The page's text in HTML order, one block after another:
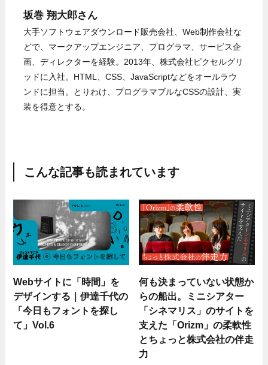
坂巻 翔大郎さん
大手ソフトウェアダウンロード販売会社、Web制作会社な
どで、マークアップエンジニア、プログラマ、サービス企
画、ディレクターを経験。2013年、株式会社ピクセルグリ
ッドに入社。HTML、CSS、JavaScriptなどをオールラウ
ンドに担当。とりわけ、プログラマブルなCSSの設計、実
装を得意とする。
こんな記事も読まれています
Webサイトに「時間」を
デザインする｜伊達千代の
「今日もフォントを探し
て」Vol.6
何も決まっていない状態か
らの船出。ミニシアター
「シネマリス」のサイトを
支えた「Orizm」の柔軟性
とちょっと株式会社の伴走
力